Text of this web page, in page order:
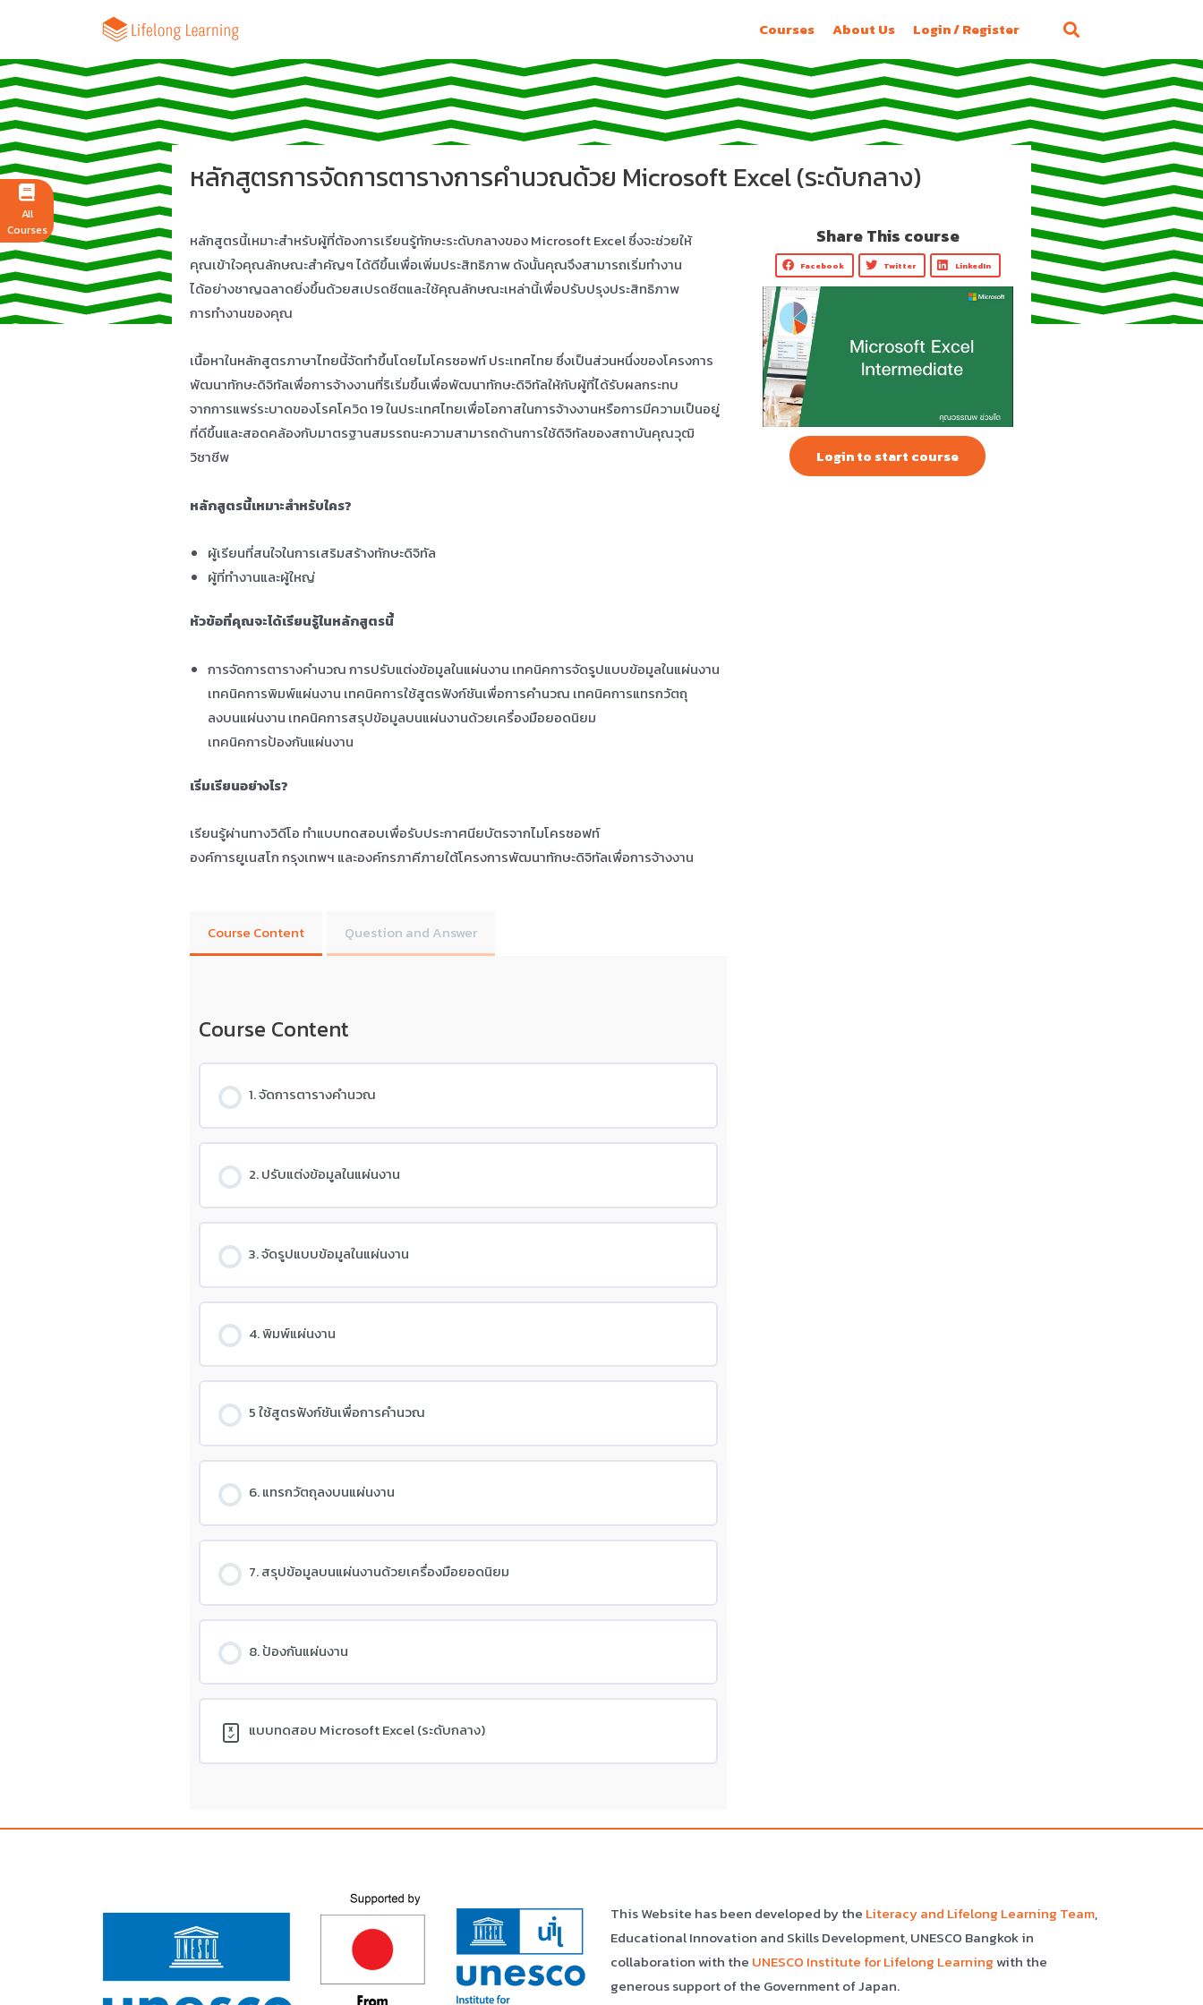
Courses About Us Login / Register
หลักสูตรการจัดการตารางการคำนวณด้วย Microsoft Excel (ระดับกลาง)
หลักสูตรนี้เหมาะสำหรับผู้ที่ต้องการเรียนรู้ทักษะระดับกลางของ Microsoft Excel ซึ่งจะช่วยให้
คุณเข้าใจคุณลักษณะสำคัญๆ ได้ดีขึ้นเพื่อเพิ่มประสิทธิภาพ ดังนั้นคุณจึงสามารถเริ่มทำงาน
ได้อย่างชาญฉลาดยิ่งขึ้นด้วยสเปรดชีตและใช้คุณลักษณะเหล่านี้เพื่อปรับปรุงประสิทธิภาพ
การทำงานของคุณ
เนื้อหาในหลักสูตรภาษาไทยนี้จัดทำขึ้นโดยไมโครซอฟท์ ประเทศไทย ซึ่งเป็นส่วนหนึ่งของโครงการ
พัฒนาทักษะดิจิทัลเพื่อการจ้างงานที่ริเริ่มขึ้นเพื่อพัฒนาทักษะดิจิทัลให้กับผู้ที่ได้รับผลกระทบ
จากการแพร่ระบาดของโรคโควิด 19 ในประเทศไทยเพื่อโอกาสในการจ้างงานหรือการมีความเป็นอยู่
ที่ดีขึ้นและสอดคล้องกับมาตรฐานสมรรถนะความสามารถด้านการใช้ดิจิทัลของสถาบันคุณวุฒิ
วิชาชีพ
หลักสูตรนี้เหมาะสำหรับใคร?
ผู้เรียนที่สนใจในการเสริมสร้างทักษะดิจิทัล
ผู้ที่ทำงานและผู้ใหญ่
หัวข้อที่คุณจะได้เรียนรู้ในหลักสูตรนี้
การจัดการตารางคำนวณ การปรับแต่งข้อมูลในแผ่นงาน เทคนิคการจัดรูปแบบข้อมูลในแผ่นงาน
เทคนิคการพิมพ์แผ่นงาน เทคนิคการใช้สูตรฟังก์ชันเพื่อการคำนวณ เทคนิคการแทรกวัตถุ
ลงบนแผ่นงาน เทคนิคการสรุปข้อมูลบนแผ่นงานด้วยเครื่องมือยอดนิยม
เทคนิคการป้องกันแผ่นงาน
เริ่มเรียนอย่างไร?
เรียนรู้ผ่านทางวิดีโอ ทำแบบทดสอบเพื่อรับประกาศนียบัตรจากไมโครซอฟท์
องค์การยูเนสโก กรุงเทพฯ และองค์กรภาคีภายใต้โครงการพัฒนาทักษะดิจิทัลเพื่อการจ้างงาน
Course Content Question and Answer
Course Content
1. จัดการตารางคำนวณ
2. ปรับแต่งข้อมูลในแผ่นงาน
3. จัดรูปแบบข้อมูลในแผ่นงาน
4. พิมพ์แผ่นงาน
5 ใช้สูตรฟังก์ชันเพื่อการคำนวณ
6. แทรกวัตถุลงบนแผ่นงาน
7. สรุปข้อมูลบนแผ่นงานด้วยเครื่องมือยอดนิยม
8. ป้องกันแผ่นงาน
แบบทดสอบ Microsoft Excel (ระดับกลาง)
Share This course
Facebook Twitter LinkedIn
Login to start course
This Website has been developed by the Literacy and Lifelong Learning Team,
Educational Innovation and Skills Development, UNESCO Bangkok in
collaboration with the UNESCO Institute for Lifelong Learningwith the
generous support of the Government of Japan.
All
Courses